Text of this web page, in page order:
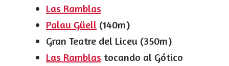
Las Ramblas
Palau Güell (140m)
Gran Teatre del Liceu (350m)
Las Ramblas tocando al Gótico